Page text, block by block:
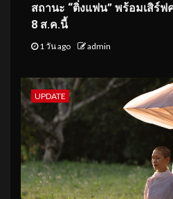
สถานะ “ติ่งแฟน” พร้อมเสิร์
8 ส.ค.นี้
1 วัน ago admin
UPDATE